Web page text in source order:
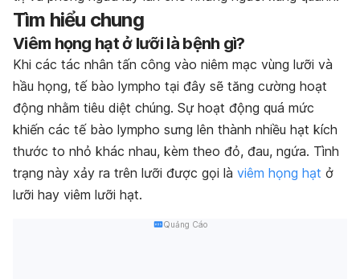
Tìm hiểu chung
Viêm họng hạt ở lưỡi là bệnh gì?
Khi các tác nhân tấn công vào niêm mạc vùng lưỡi và
hầu họng, tế bào lympho tại đây sẽ tăng cường hoạt
động nhằm tiêu diệt chúng. Sự hoạt động quá mức
khiến các tế bào lympho sưng lên thành nhiều hạt kích
thước to nhỏ khác nhau, kèm theo đỏ, đau, ngứa. Tình
trạng này xảy ra trên lưỡi được gọi là viêm họng hạt ở
lưỡi hay viêm lưỡi hạt.
Quảng Cáo